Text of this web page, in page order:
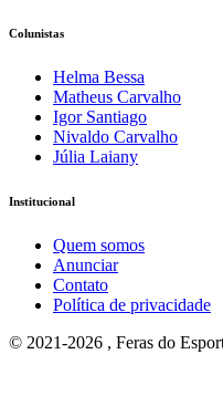
Colunistas
Helma Bessa
Matheus Carvalho
Igor Santiago
Nivaldo Carvalho
Júlia Laiany
Institucional
Quem somos
Anunciar
Contato
Política de privacidade
© 2021-2026 , Feras do